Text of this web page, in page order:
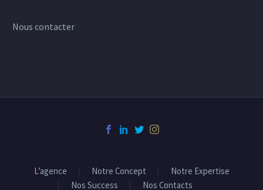
Nous contacter
L’agence Notre Concept
Notre Expertise
Nos Success
Nos Contacts